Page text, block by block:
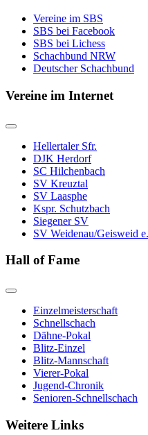
Vereine im SBS
SBS bei Facebook
SBS bei Lichess
Schachbund NRW
Deutscher Schachbund
Vereine im Internet
Hellertaler Sfr.
DJK Herdorf
SC Hilchenbach
SV Kreuztal
SV Laasphe
Kspr. Schutzbach
Siegener SV
SV Weidenau/Geisweid
Hall of Fame
Einzelmeisterschaft
Schnellschach
Dähne-Pokal
Blitz-Einzel
Blitz-Mannschaft
Vierer-Pokal
Jugend-Chronik
Senioren-Schnellschach
Weitere Links